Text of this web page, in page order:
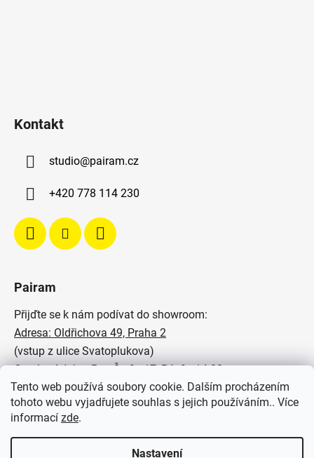
Tento web používá soubory cookie. Dalším procházením
tohoto webu vyjadřujete souhlas s jejich používáním.. Více
informací zde.
Nastavení
Kontakt
studio@pairam.cz
+420 778 114 230
Pairam
Přijďte se k nám podívat do showroom:
Adresa: Oldřichova 49, Praha 2
(vstup z ulice Svatoplukova)
Otevírací doba: Po - Čt: 9 - 17, Pá: 9 - 14:30
Podívejte se na naše realizace:
SVĚTELNÉ STUDIO PAIRAM